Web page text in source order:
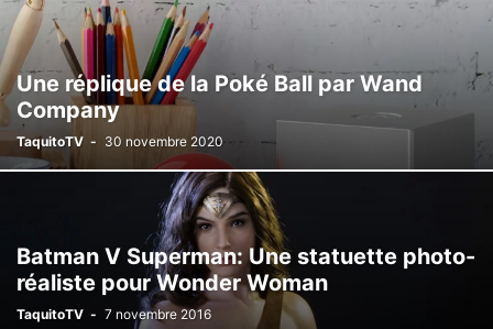
Une réplique de la Poké Ball par Wand
Company
TaquitoTV - 30 novembre 2020
Batman V Superman: Une statuette photo-
réaliste pour Wonder Woman
TaquitoTV - 7 novembre 2016